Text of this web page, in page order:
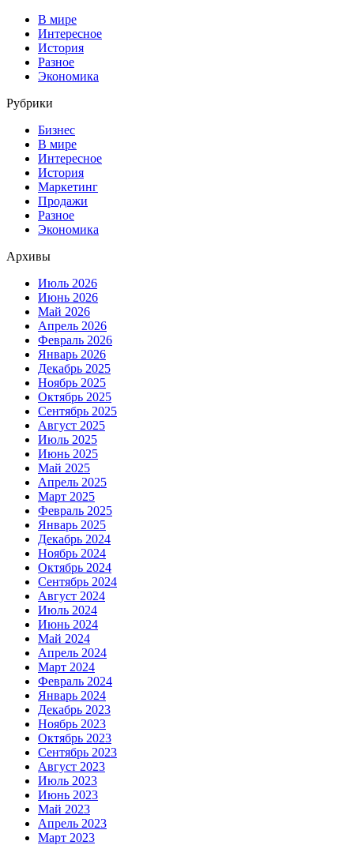
В мире
Интересное
История
Разное
Экономика
Рубрики
Бизнес
В мире
Интересное
История
Маркетинг
Продажи
Разное
Экономика
Архивы
Июль 2026
Июнь 2026
Май 2026
Апрель 2026
Февраль 2026
Январь 2026
Декабрь 2025
Ноябрь 2025
Октябрь 2025
Сентябрь 2025
Август 2025
Июль 2025
Июнь 2025
Май 2025
Апрель 2025
Март 2025
Февраль 2025
Январь 2025
Декабрь 2024
Ноябрь 2024
Октябрь 2024
Сентябрь 2024
Август 2024
Июль 2024
Июнь 2024
Май 2024
Апрель 2024
Март 2024
Февраль 2024
Январь 2024
Декабрь 2023
Ноябрь 2023
Октябрь 2023
Сентябрь 2023
Август 2023
Июль 2023
Июнь 2023
Май 2023
Апрель 2023
Март 2023